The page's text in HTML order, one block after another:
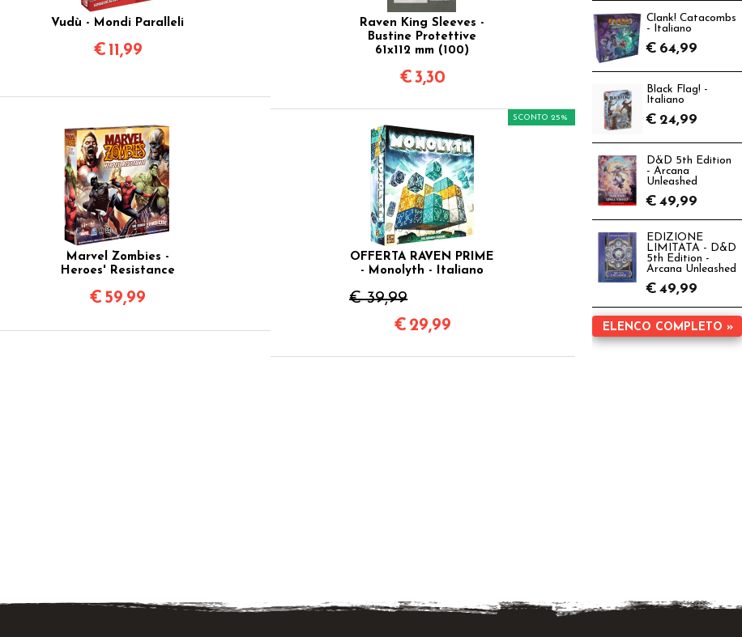
Vudù - Mondi Paralleli
€ 11,99
Raven King Sleeves -
Bustine Protettive
61x112 mm (100)
€3,30
Marvel Zombies -
Heroes' Resistance
€ 59,99
OFFERTA RAVEN PRIME
- Monolyth - Italiano
€ 39,99
SCONTO 25%
€ 29,99
Clank! Catacombs
- Italiano
€ 64,99
Black Flag! -
Italiano
€ 24,99
D&D 5th Edition
- Arcana
Unleashed
€ 49,99
EDIZIONE
LIMITATA - D&D
5th Edition -
Arcana Unleashed
€ 49,99
ELENCO COMPLETO »